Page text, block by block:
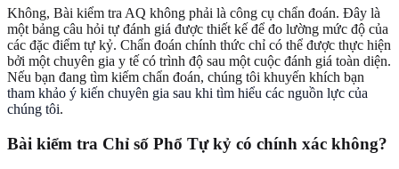
Không, Bài kiểm tra AQ không phải là công cụ chẩn đoán. Đây là
một bảng câu hỏi tự đánh giá được thiết kế để đo lường mức độ của
các đặc điểm tự kỷ. Chẩn đoán chính thức chỉ có thể được thực hiện
bởi một chuyên gia y tế có trình độ sau một cuộc đánh giá toàn diện.
Nếu bạn đang tìm kiếm chẩn đoán, chúng tôi khuyến khích bạn
tham khảo ý kiến chuyên gia sau khi tìm hiểu các nguồn lực của
chúng tôi.
Bài kiểm tra Chỉ số Phổ Tự kỷ có chính xác không?